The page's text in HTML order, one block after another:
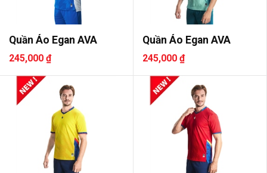
Quần Áo Egan AVA
245,000 ₫
Quần Áo Egan AVA
245,000 ₫